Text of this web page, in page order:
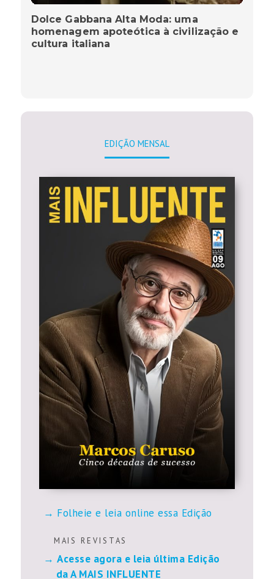
Dolce Gabbana Alta Moda: uma
homenagem apoteótica à civilização e
cultura italiana
EDIÇÃO MENSAL
Folheie e leia online essa Edição
M A I S R E V I S T A S
Acesse agora e leia última Edição
da A MAIS INFLUENTE